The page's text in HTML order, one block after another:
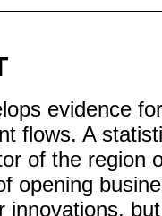
evidence
flows. A
of the region
opening
innovations,